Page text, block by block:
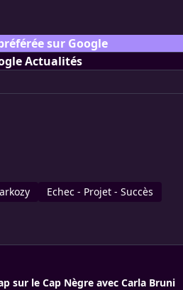
sur Google
Actualités
Echec - Projet - Succès
sur le Cap Nègre avec Carla Bruni